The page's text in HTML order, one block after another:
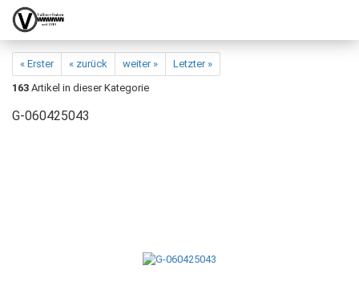
« Erster « zurück weiter »
Letzter »
163 Artikel in dieser Kategorie
G-060425043